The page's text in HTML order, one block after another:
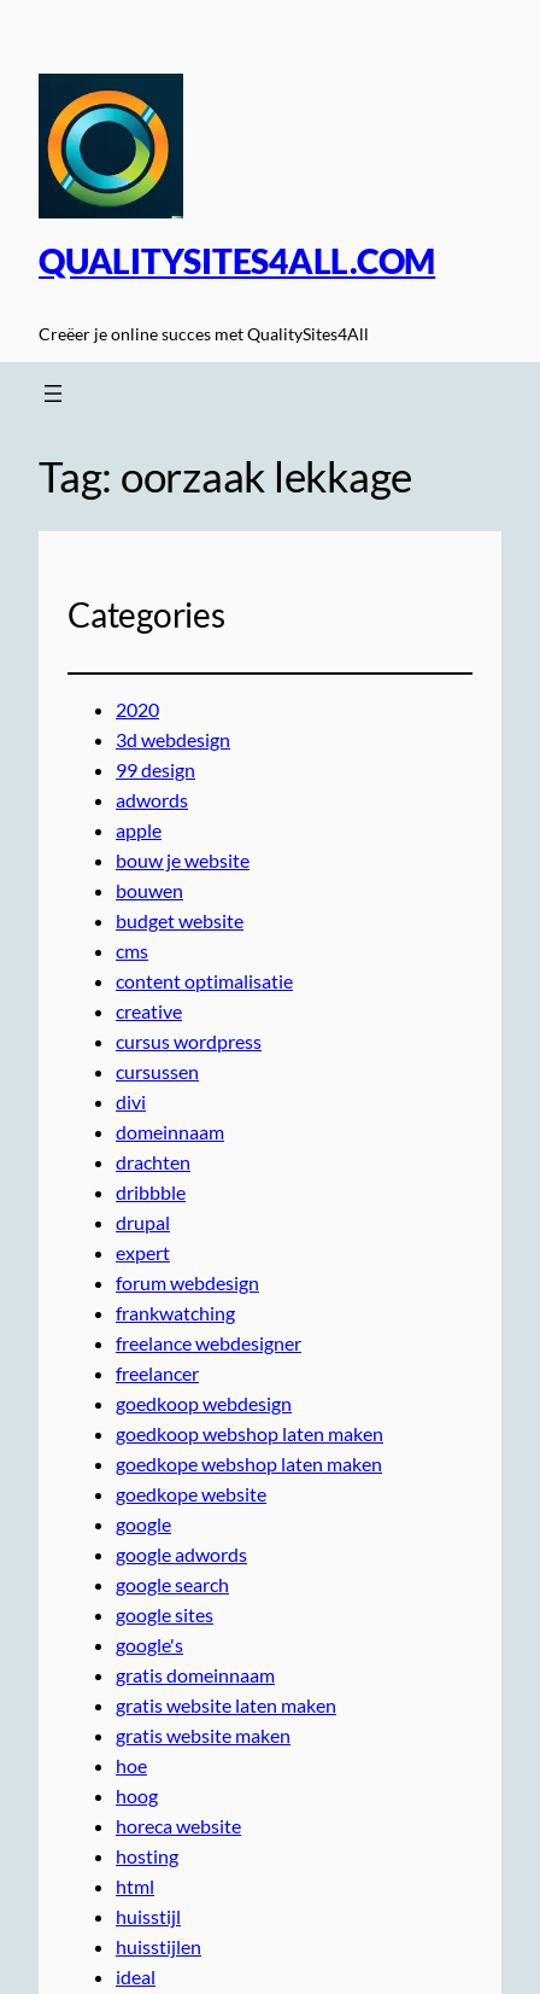
inhoud
QUALITYSITES4ALL.COM
Creëer je online succes met QualitySites4All
Tag: oorzaak lekkage
Categories
2020
3d webdesign
99 design
adwords
apple
bouw je website
bouwen
budget website
cms
content optimalisatie
creative
cursus wordpress
cursussen
divi
domeinnaam
drachten
dribbble
drupal
expert
forum webdesign
frankwatching
freelance webdesigner
freelancer
goedkoop webdesign
goedkoop webshop laten maken
goedkope webshop laten maken
goedkope website
google
google adwords
google search
google sites
google's
gratis domeinnaam
gratis website laten maken
gratis website maken
hoe
hoog
horeca website
hosting
html
huisstijl
huisstijlen
ideal